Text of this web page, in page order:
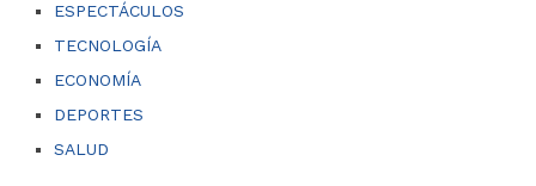
ESPECTÁCULOS
TECNOLOGÍA
ECONOMÍA
DEPORTES
SALUD